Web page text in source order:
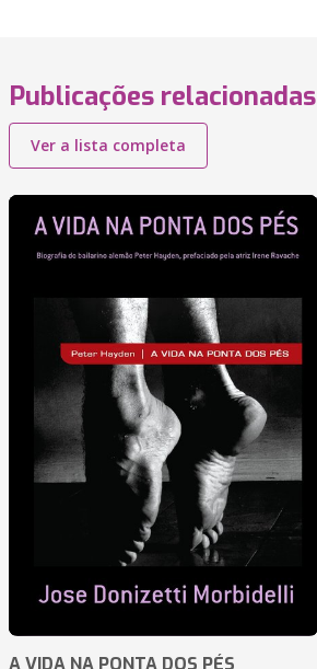
Publicações relacionadas
Ver a lista completa